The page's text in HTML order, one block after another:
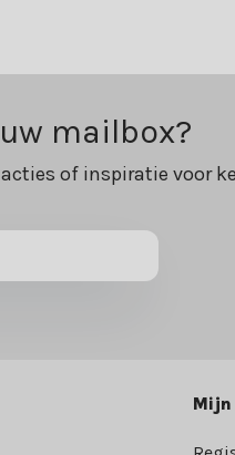
mailbox?
of inspiratie voor
Mijn